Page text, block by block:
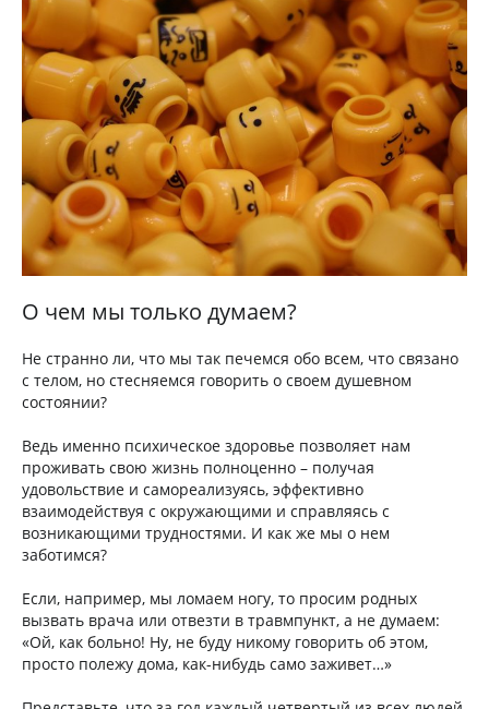
О чем мы только думаем?
Не странно ли, что мы так печемся обо всем, что связано
с телом, но стесняемся говорить о своем душевном
состоянии?
Ведь именно психическое здоровье позволяет нам
проживать свою жизнь полноценно – получая
удовольствие и самореализуясь, эффективно
взаимодействуя с окружающими и справляясь с
возникающими трудностями. И как же мы о нем
заботимся?
Если, например, мы ломаем ногу, то просим родных
вызвать врача или отвезти в травмпункт, а не думаем:
«Ой, как больно! Ну, не буду никому говорить об этом,
просто полежу дома, как-нибудь само заживет…»